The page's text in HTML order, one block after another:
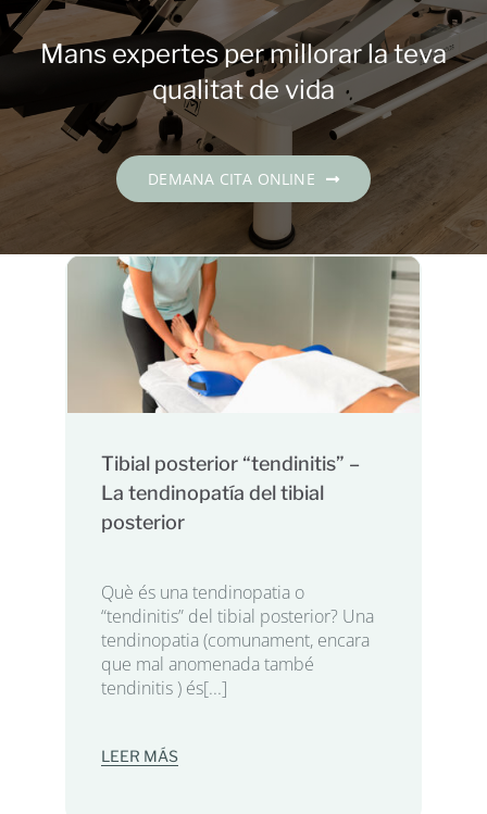
Contacte
Català
Mans expertes per millorar la teva
qualitat de vida
DEMANA CITA ONLINE
Tibial posterior “tendinitis” –
La tendinopatía del tibial
posterior
Què és una tendinopatia o
“tendinitis” del tibial posterior? Una
tendinopatia (comunament, encara
que mal anomenada també
tendinitis ) és[...]
LEER MÁS